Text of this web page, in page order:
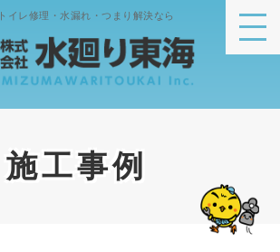
トイレ修理・水漏れ・つまり解決なら
施工事例